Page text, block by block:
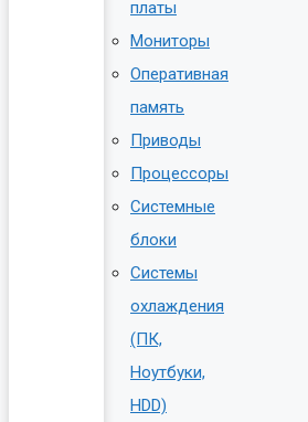
платы
Мониторы
Оперативная
память
Приводы
Процессоры
Системные
блоки
Системы
охлаждения
(ПК,
Ноутбуки,
HDD)